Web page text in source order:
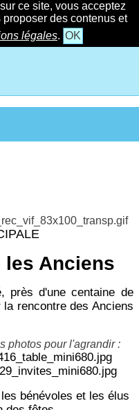
ce site, vous acceptez
des contenus et
légales. OK
les Anciens
près d'une centaine de
rencontre des Anciens
photos pour l'agrandir :
bénévoles et les élus